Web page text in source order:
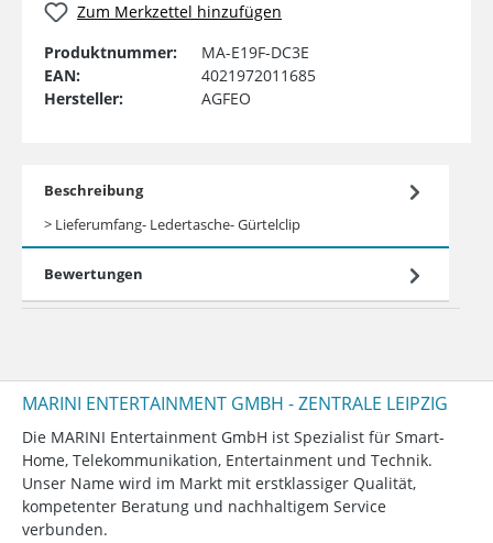
Zum Merkzettel hinzufügen
Produktnummer:
MA-E19F-DC3E
EAN:
4021972011685
Hersteller:
AGFEO
Beschreibung
> Lieferumfang- Ledertasche- Gürtelclip
Bewertungen
MARINI ENTERTAINMENT GMBH - ZENTRALE LEIPZIG
Die MARINI Entertainment GmbH ist Spezialist für Smart-
Home, Telekommunikation, Entertainment und Technik.
Unser Name wird im Markt mit erstklassiger Qualität,
kompetenter Beratung und nachhaltigem Service
verbunden.